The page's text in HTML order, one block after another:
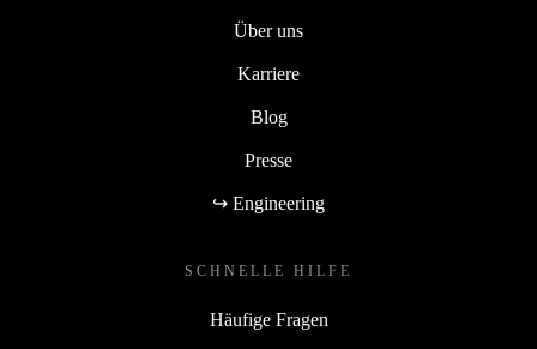
Über uns
Karriere
Blog
Presse
↪ Engineering
SCHNELLE HILFE
Häufige Fragen